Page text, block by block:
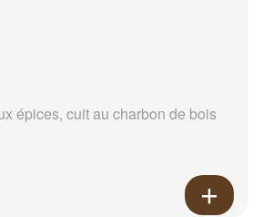
épices, cuit au charbon de bois